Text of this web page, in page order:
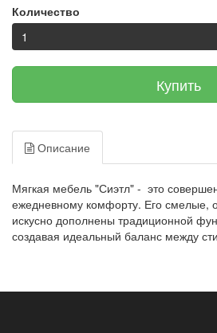
Количество
Купить
Описание
Мягкая мебель "Сиэтл" - это
ежедневному комфорту. Его смелые,
искусно дополнены традиционной
создавая идеальный баланс между